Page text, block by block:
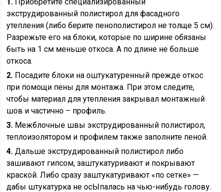
экструдированный полистирол для фасадного
утепления (либо берите пенополистирол не толще 5 см).
Разрежьте его на блоки, которые по ширине обязаны
быть на 1 см меньше откоса. А по длине не больше
откоса.
2. Посадите блоки на оштукатуренный прежде откос
при помощи пены для монтажа. При этом следите,
чтобы материал для утепления закрывал монтажный
шов и частично – профиль.
3. Межблочные швы экструдированный полистирол,
теплоизолятором и профилем также заполните пеной.
4. Дальше экструдированный полистирол либо
зашивают гипсом, заштукатуривают и покрывают
краской. Либо сразу заштукатуривают «по сетке» —
дабы штукатурка не осЫпалась на чью-нибудь голову.